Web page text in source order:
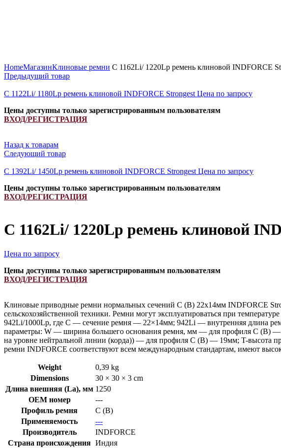
HomeМагазинКлиновые ремни C 1162Li/ 1220Lp ремень клиновой INDFORCE
Предыдущий товар
C 1122Li/ 1180Lp ремень клиновой INDFORCE Strongest Цена по запросу
Цены доступны только зарегистрированным пользователям
ВХОД/РЕГИСТРАЦИЯ
Назад к товарам
Следующий товар
C 1392Li/ 1450Lp ремень клиновой INDFORCE Strongest Цена по запросу
Цены доступны только зарегистрированным пользователям
ВХОД/РЕГИСТРАЦИЯ
C 1162Li/ 1220Lp ремень клиновой
Цена по запросу
Цены доступны только зарегистрированным пользователям
ВХОД/РЕГИСТРАЦИЯ
Клиновые приводные ремни нормальных сечений С (В) 22х14мм INDFORCE
сельскохозяйственной техники. Ремни могут эксплуатироваться при
942Li/1000Lp, где C — сечение ремня — 22×14мм; 942Li — внутренняя длина
параметры: W — ширина большего основания ремня, мм — для профиля С (В) —
на уровне нейтральной линии (корда)) — для профиля С (В) — 19мм; T-
ремни INDFORCE соответствуют всем международным стандартам, имеют
Weight
0,39 kg
Dimensions
30 × 30 × 3 cm
Длина внешняя (La), мм 1250
OEM номер
---
Профиль ремня
C (В)
Применяемость
---
Производитель
INDFORCE
Страна происхождения Индия